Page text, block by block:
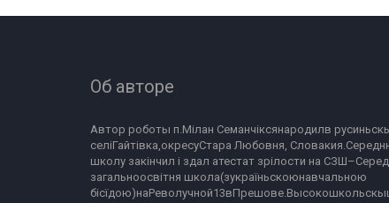
Об авторе
Автор роботы п.Мілан Семанчіксянародилв
селіГайтівка,окресуСтара Любовня,
школу закінчил і здал атестат зрілости на
загальноосвітня школа(зукраїньскоюнавчальною